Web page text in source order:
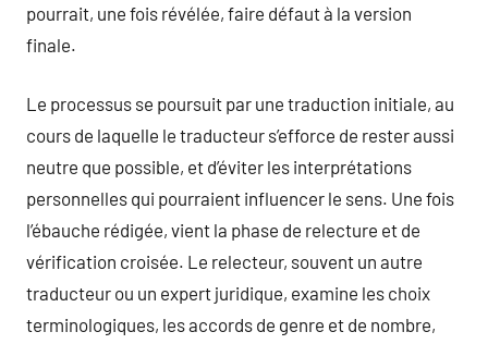
pourrait, une fois révélée, faire défaut à la version
finale.
Le processus se poursuit par une traduction initiale, au
cours de laquelle le traducteur s’efforce de rester aussi
neutre que possible, et d’éviter les interprétations
personnelles qui pourraient influencer le sens. Une fois
l’ébauche rédigée, vient la phase de relecture et de
vérification croisée. Le relecteur, souvent un autre
traducteur ou un expert juridique, examine les choix
terminologiques, les accords de genre et de nombre,